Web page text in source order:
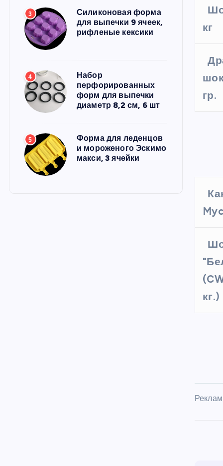
3
Силиконовая форма
для выпечки 9 ячеек,
рифленые кексики
4
Набор
перфорированных
форм для выпечки
диаметр 8,2 см, 6 шт
5
Форма для леденцов
и мороженого Эскимо
макси, 3 ячейки
кг
гр.
кг.)